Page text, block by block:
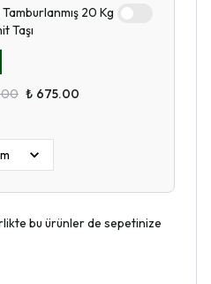
20 Kg
Taşı
₺ 675.00
bu ürünler de sepetinize